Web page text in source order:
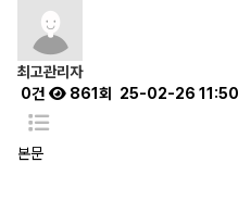
솔루션
다운로드
최고관리자
0건
861회 25-02-26 11:50
본문